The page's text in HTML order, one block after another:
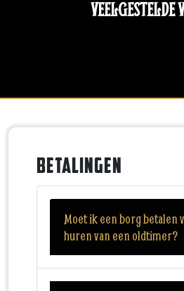
VEELGESTELDE
Betalingen
Moet ik een borg betalen
huren van een oldtimer?